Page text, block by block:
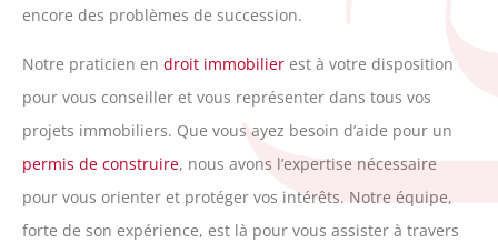
encore des problèmes de succession.
Notre praticien en droit immobilier est à votre disposition
pour vous conseiller et vous représenter dans tous vos
projets immobiliers. Que vous ayez besoin d’aide pour un
permis de construire, nous avons l’expertise nécessaire
pour vous orienter et protéger vos intérêts. Notre équipe,
forte de son expérience, est là pour vous assister à travers